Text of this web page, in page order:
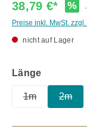
38,79 €* %
Preise inkl. MwSt.
nicht auf Lager
Länge
1m
(Diese
2m